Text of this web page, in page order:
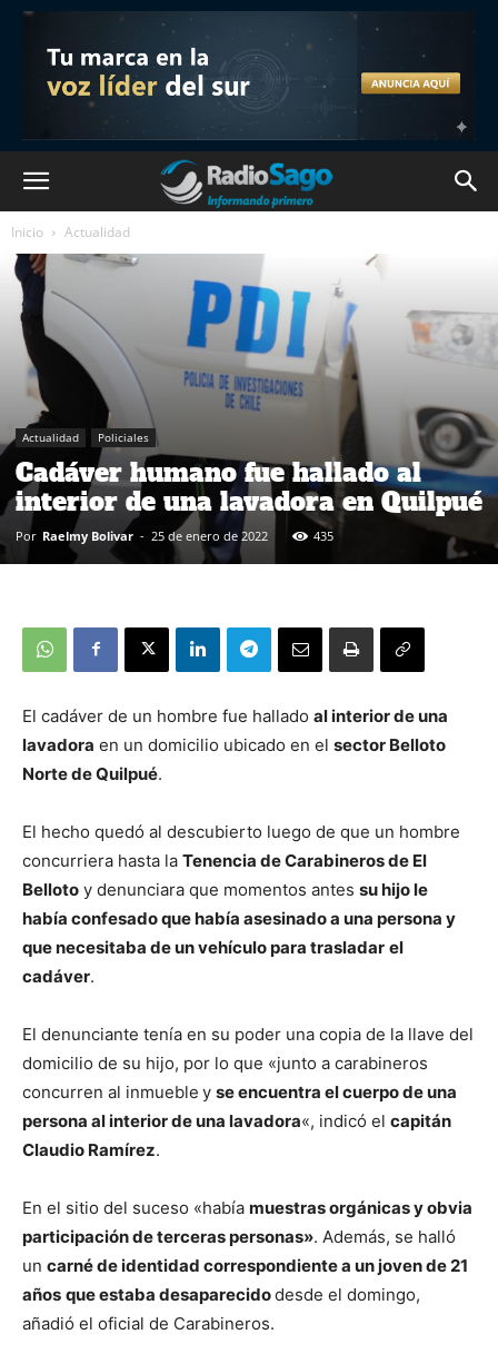
Inicio Actualidad
Actualidad Policiales
Cadáver humano fue hallado al
interior de una lavadora en Quilpué
Por Raelmy Bolivar - 25 de enero de 2022 435
El cadáver de un hombre fue hallado al interior de una
lavadora en un domicilio ubicado en el sector Belloto
Norte de Quilpué.
El hecho quedó al descubierto luego de que un hombre
concurriera hasta la Tenencia de Carabineros de El
Belloto y denunciara que momentos antes su hijo le
había confesado que había asesinado a una persona y
que necesitaba de un vehículo para trasladar el
cadáver.
El denunciante tenía en su poder una copia de la llave del
domicilio de su hijo, por lo que «junto a carabineros
concurren al inmueble y se encuentra el cuerpo de una
persona al interior de una lavadora«, indicó el capitán
Claudio Ramírez.
En el sitio del suceso «había muestras orgánicas y obvia
participación de terceras personas». Además, se halló
un carné de identidad correspondiente a un joven de 21
años que estaba desaparecidodesde el domingo,
añadió el oficial de Carabineros.